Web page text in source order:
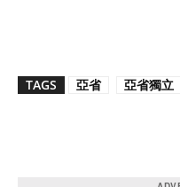
TAGS 亞省 亞省獨立